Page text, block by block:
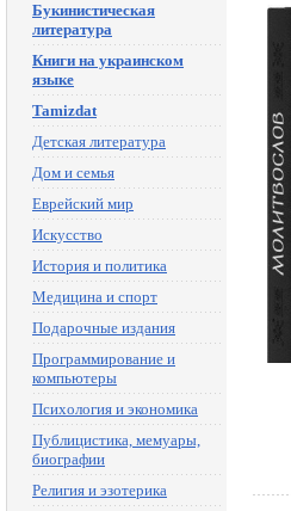
Букинистическая
литература
Книги на украинском
языке
Tamizdat
Детская литература
Дом и семья
Еврейский мир
Искусство
История и политика
Медицина и спорт
Подарочные издания
Программирование и
компьютеры
Психология и экономика
Публицистика, мемуары,
биографии
Религия и эзотерика